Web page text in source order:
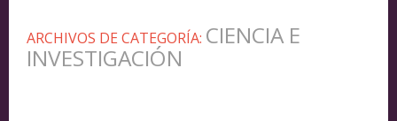
ARCHIVOS DE CATEGORÍA: CIENCIA E
INVESTIGACIÓN